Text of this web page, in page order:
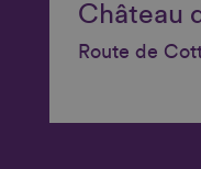
Château
Route de